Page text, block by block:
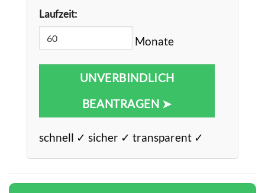
Laufzeit:
Monate
UNVERBINDLICH
BEANTRAGEN ➤
schnell ✓ sicher ✓ transparent ✓